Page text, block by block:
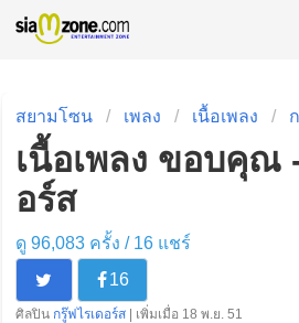
สยามโซน เพลง เนื้อเพลง
เนื้อเพลง ขอบคุณ
อร์ส
ดู 96,083 ครั้ง / 16แชร์
16
ศิลปิน กรู๊ฟไรเดอร์ส | เพิ่มเมื่อ 18 พ.ย. 51